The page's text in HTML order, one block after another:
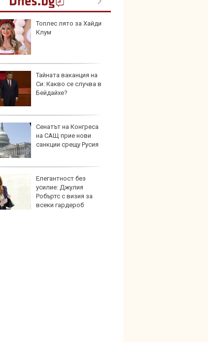
Топлес лято за Хайди
Клум
Тайната ваканция на
Си: Какво се случва в
Бейдайхе?
Сенатът на Конгреса
на САЩ прие нови
санкции срещу Русия
Елегантност без
усилие: Джулия
Робъртс с визия за
всеки гардероб